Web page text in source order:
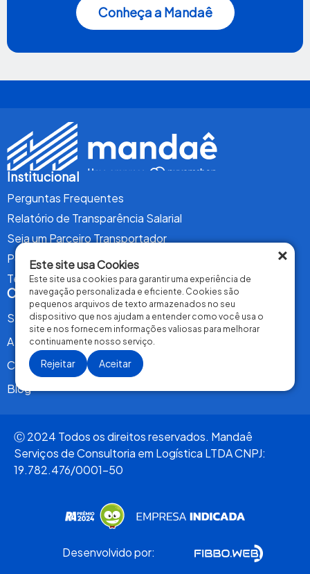
Conheça a Mandaê
Institucional
Perguntas Frequentes
Relatório de Transparência Salarial
Seja um Parceiro Transportador
Política de Privacidade
Termos de Uso
Conteúdo
Serviços
A Mandaê
Contrate Agora
Blog
Ⓒ 2024 Todos os direitos reservados. Mandaê
Serviços de Consultoria em Logística LTDA CNPJ:
19.782.476/0001-50
Desenvolvido por:
×
Este site usa Cookies
Este site usa cookies para garantir uma experiência de
navegação personalizada e eficiente. Cookies são
pequenos arquivos de texto armazenados no seu
dispositivo que nos ajudam a entender como você usa o
site e nos fornecem informações valiosas para melhorar
continuamente nosso serviço.
Rejeitar Aceitar